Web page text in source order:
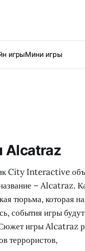
игрыМини игры
Alcatraz
City Interactive
– Alcatraz.
тюрьма, которая
события игры
игры Alcatraz
террористов,